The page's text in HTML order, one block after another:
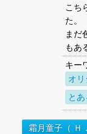
こち
た。
まだ
もあ
キー
オ
と
霜月童子（ Ｈ